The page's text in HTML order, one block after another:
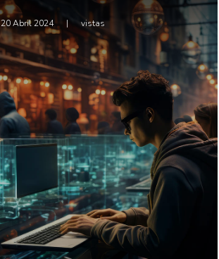
20 Abril 2024 | vistas